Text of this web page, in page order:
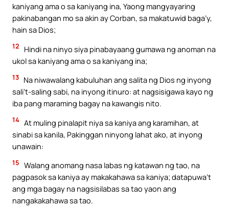
kaniyang ama o sa kaniyang ina, Yaong mangyayaring
pakinabangan mo sa akin ay Corban, sa makatuwid baga’y,
hain sa Dios;
12
Hindi na ninyo siya pinabayaang gumawa ng anoman na
ukol sa kaniyang ama o sa kaniyang ina;
13 Na niwawalang kabuluhan ang salita ng Dios ng inyong
sali’t-saling sabi, na inyong itinuro: at nagsisigawa kayo ng
iba pang maraming bagay na kawangis nito.
14 At muling pinalapit niya sa kaniya ang karamihan, at
sinabi sa kanila, Pakinggan ninyong lahat ako, at inyong
unawain:
15 Walang anomang nasa labas ng katawan ng tao, na
pagpasok sa kaniya ay makakahawa sa kaniya; datapuwa’t
ang mga bagay na nagsisilabas sa tao yaon ang
nangakakahawa sa tao.